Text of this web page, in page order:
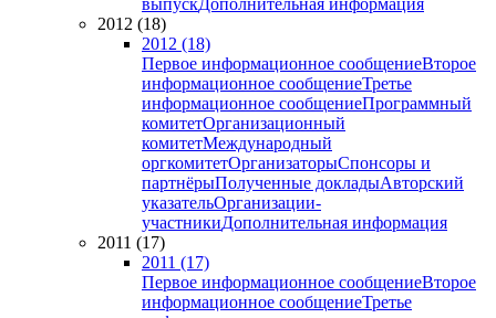
выпускДополнительная информация
2012 (18)
2012 (18)
Первое информационное сообщениеВторое
информационное сообщениеТретье
информационное сообщениеПрограммный
комитетОрганизационный
комитетМеждународный
оргкомитетОрганизаторыСпонсоры и
партнёрыПолученные докладыАвторский
указательОрганизации-
участникиДополнительная информация
2011 (17)
2011 (17)
Первое информационное сообщениеВторое
информационное сообщениеТретье